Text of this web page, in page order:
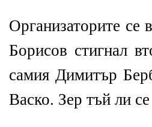
Организаторите се
Борисов стигнал
самия Димитър
Васко. Зер тъй ли